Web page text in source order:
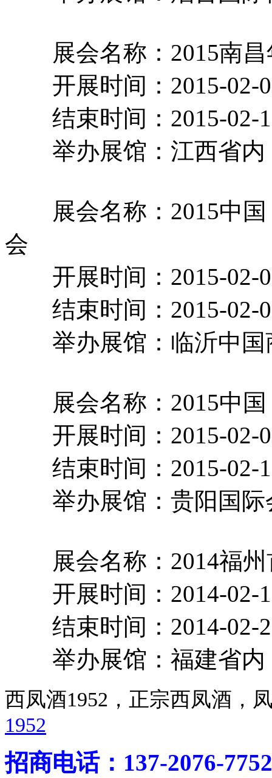
展会名称：2015南昌
开展时间：2015-
结束时间：2015-
举办展馆：江西
展会名称：2015中国
会
开展时间：2015-
结束时间：2015-
举办展馆：临沂中
展会名称：2015中国
开展时间：2015-
结束时间：2015-
举办展馆：贵阳国
展会名称：2014福州
开展时间：2014-
结束时间：2014-
举办展馆：福建
西凤酒1952，正宗西凤酒
1952
招商电话：137-2076-7752